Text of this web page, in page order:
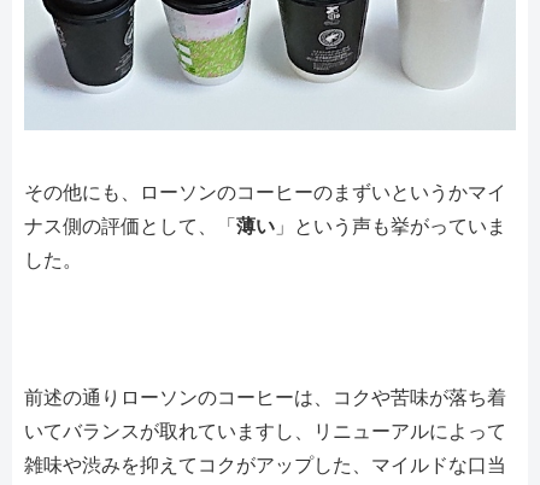
その他にも、ローソンのコーヒーのまずいというかマイ
ナス側の評価として、「 薄い 」という声も挙がっていま
した。
前述の通りローソンのコーヒーは、コクや苦味が落ち着
いてバランスが取れていますし、リニューアルによって
雑味や渋みを抑えてコクがアップした、マイルドな口当